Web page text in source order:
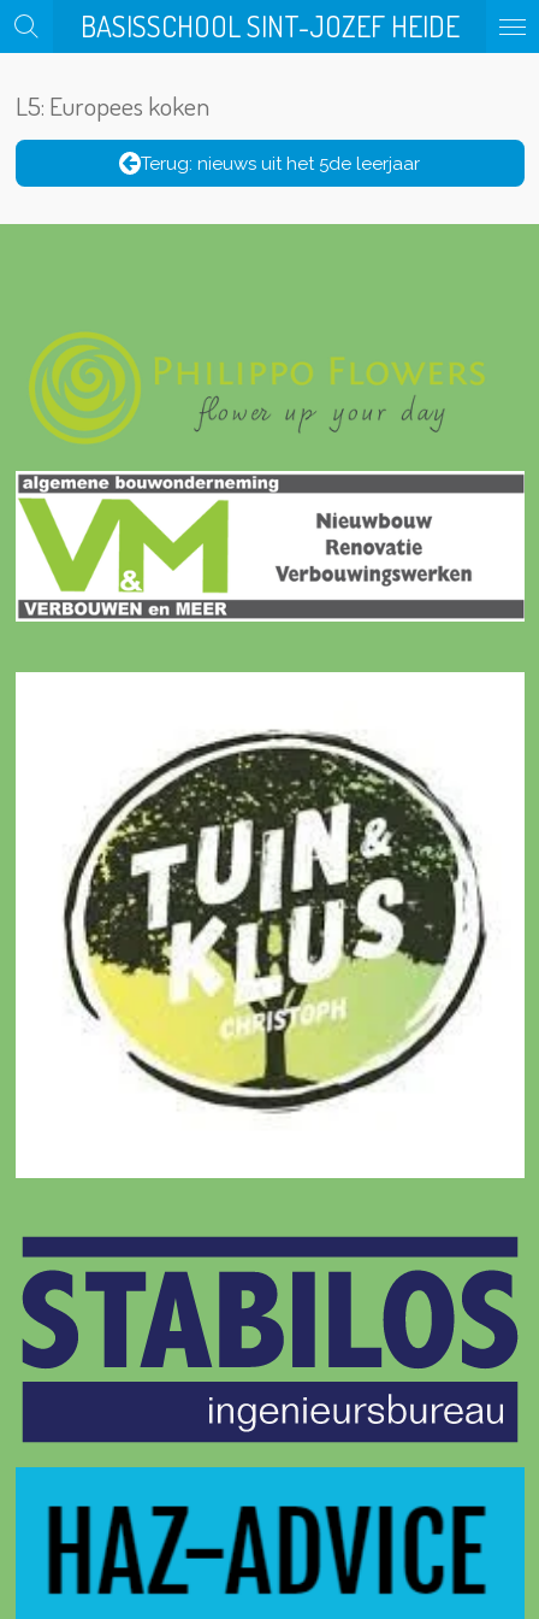
Ga
direct
de
BASISSCHOOL SINT-JOZEF HEIDE
L5: Europees koken
Terug: nieuws uit het 5de leerjaar